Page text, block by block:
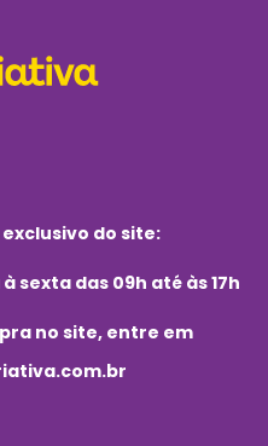
do site:
sexta das 09h até às 17h
no site, entre em